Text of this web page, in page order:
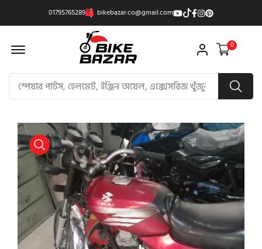
01795765289 bikebazar.co@gmail.com
Offcanvas Menu Open 0
product view